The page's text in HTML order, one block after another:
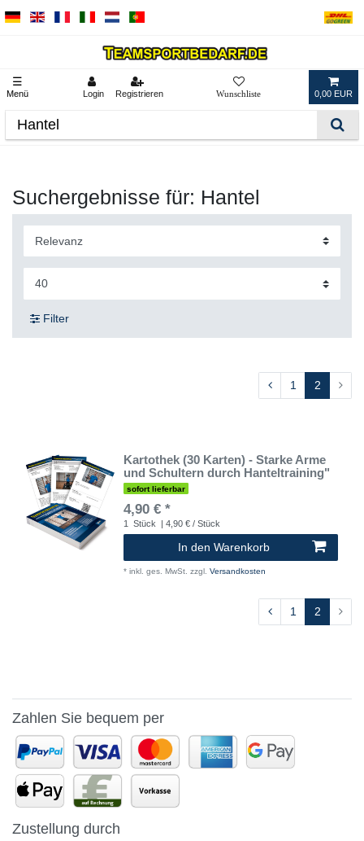
☰
Menü Login Registrieren 0,00 EUR
Suchergebnisse für: Hantel
Filter
1 2
Kartothek (30 Karten) - Starke Arme
und Schultern durch Hanteltraining"
sofort lieferbar
4,90 € *
1 Stück | 4,90 € / Stück
In den Warenkorb
* inkl. ges. MwSt. zzgl. Versandkosten
1 2
Zahlen Sie bequem per
Zustellung durch